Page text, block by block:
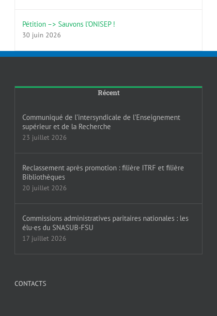
Pétition –> Sauvons l’ONISEP !
30 juin 2026
Récent
Communiqué de l’intersyndicale de l’Enseignement
supérieur et de la Recherche
23 juillet 2026
Reclassement après promotion : filière ITRF et filière
Bibliothèques
20 juillet 2026
Commissions administratives paritaires nationales : les
élu·es du SNASUB-FSU
17 juillet 2026
CONTACTS